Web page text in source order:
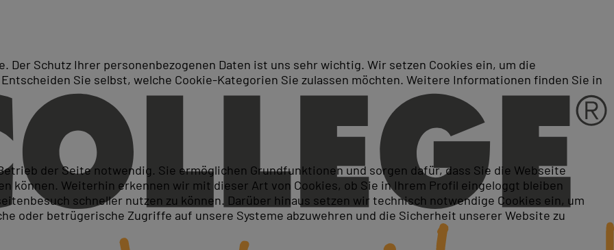
Windowsanwendungen in C# (MOC 20483)
Der Schutz Ihrer personenbezogenen Daten ist uns sehr wichtig. Wir setzen Cookies ein, um die
Sie selbst, welche Cookie-Kategorien Sie zulassen möchten. Weitere Informationen finden Sie in
der Seite notwendig. Sie ermöglichen Grundfunktionen und sorgen dafür, dass Sie die Webseite
können. Weiterhin erkennen wir mit dieser Art von Cookies, ob Sie in Ihrem Profil eingeloggt bleiben
schneller nutzen zu können. Darüber hinaus setzen wir technisch notwendige Cookies ein, um
oder betrügerische Zugriffe auf unsere Systeme abzuwehren und die Sicherheit unserer Website zu